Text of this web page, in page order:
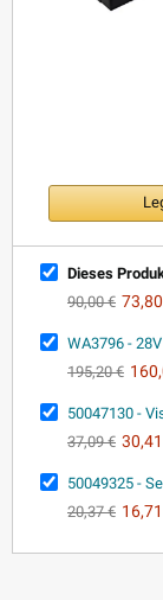
Dieses
90,00 €
WA3796 -
195,20 €
50047130 -
37,09 €
50049325 -
20,37 €